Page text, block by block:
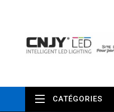
CATÉGORIES